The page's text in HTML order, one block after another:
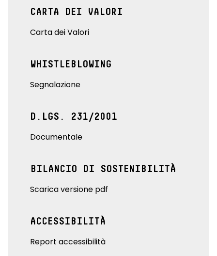
CARTA DEI VALORI
Carta dei Valori
WHISTLEBLOWING
Segnalazione
D.LGS. 231/2001
Documentale
BILANCIO DI SOSTENIBILITÀ
Scarica versione pdf
ACCESSIBILITÀ
Report accessibilità